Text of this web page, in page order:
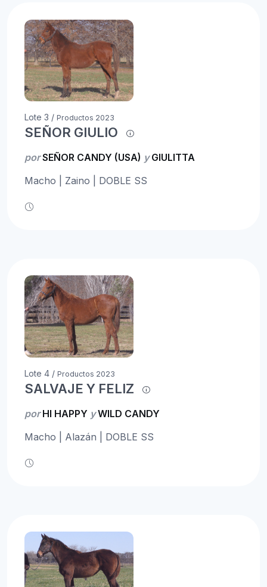
Lote 3 / Productos 2023
SEÑOR GIULIO
porSEÑOR CANDY (USA) yGIULITTA
Macho | Zaino | DOBLE SS
Lote 4 / Productos 2023
SALVAJE Y FELIZ
porHI HAPPY yWILD CANDY
Macho | Alazán | DOBLE SS